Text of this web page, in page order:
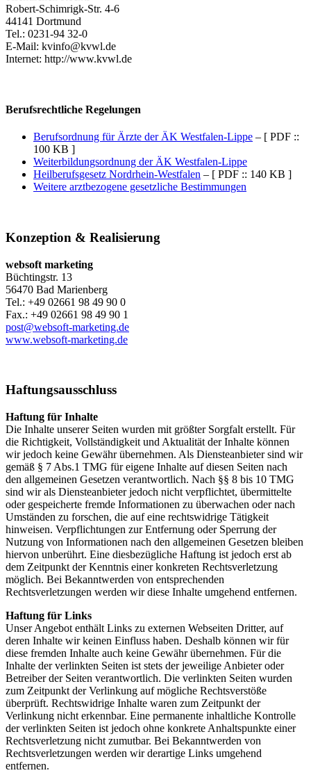
Robert-Schimrigk-Str. 4-6
44141 Dortmund
Tel.: 0231-94 32-0
E-Mail: kvinfo@kvwl.de
Internet: http://www.kvwl.de
Berufsrechtliche Regelungen
Berufsordnung für Ärzte der ÄK Westfalen-Lippe – [ PDF ::
100 KB ]
Weiterbildungsordnung der ÄK Westfalen-Lippe
Heilberufsgesetz Nordrhein-Westfalen – [ PDF :: 140 KB ]
Weitere arztbezogene gesetzliche Bestimmungen
Konzeption & Realisierung
websoft marketing
Büchtingstr. 13
56470 Bad Marienberg
Tel.: +49 02661 98 49 90 0
Fax.: +49 02661 98 49 90 1
post@websoft-marketing.de
www.websoft-marketing.de
Haftungsausschluss
Haftung für Inhalte
Die Inhalte unserer Seiten wurden mit größter Sorgfalt erstellt. Für
die Richtigkeit, Vollständigkeit und Aktualität der Inhalte können
wir jedoch keine Gewähr übernehmen. Als Diensteanbieter sind wir
gemäß § 7 Abs.1 TMG für eigene Inhalte auf diesen Seiten nach
den allgemeinen Gesetzen verantwortlich. Nach §§ 8 bis 10 TMG
sind wir als Diensteanbieter jedoch nicht verpflichtet, übermittelte
oder gespeicherte fremde Informationen zu überwachen oder nach
Umständen zu forschen, die auf eine rechtswidrige Tätigkeit
hinweisen. Verpflichtungen zur Entfernung oder Sperrung der
Nutzung von Informationen nach den allgemeinen Gesetzen bleiben
hiervon unberührt. Eine diesbezügliche Haftung ist jedoch erst ab
dem Zeitpunkt der Kenntnis einer konkreten Rechtsverletzung
möglich. Bei Bekanntwerden von entsprechenden
Rechtsverletzungen werden wir diese Inhalte umgehend entfernen.
Haftung für Links
Unser Angebot enthält Links zu externen Webseiten Dritter, auf
deren Inhalte wir keinen Einfluss haben. Deshalb können wir für
diese fremden Inhalte auch keine Gewähr übernehmen. Für die
Inhalte der verlinkten Seiten ist stets der jeweilige Anbieter oder
Betreiber der Seiten verantwortlich. Die verlinkten Seiten wurden
zum Zeitpunkt der Verlinkung auf mögliche Rechtsverstöße
überprüft. Rechtswidrige Inhalte waren zum Zeitpunkt der
Verlinkung nicht erkennbar. Eine permanente inhaltliche Kontrolle
der verlinkten Seiten ist jedoch ohne konkrete Anhaltspunkte einer
Rechtsverletzung nicht zumutbar. Bei Bekanntwerden von
Rechtsverletzungen werden wir derartige Links umgehend
entfernen.